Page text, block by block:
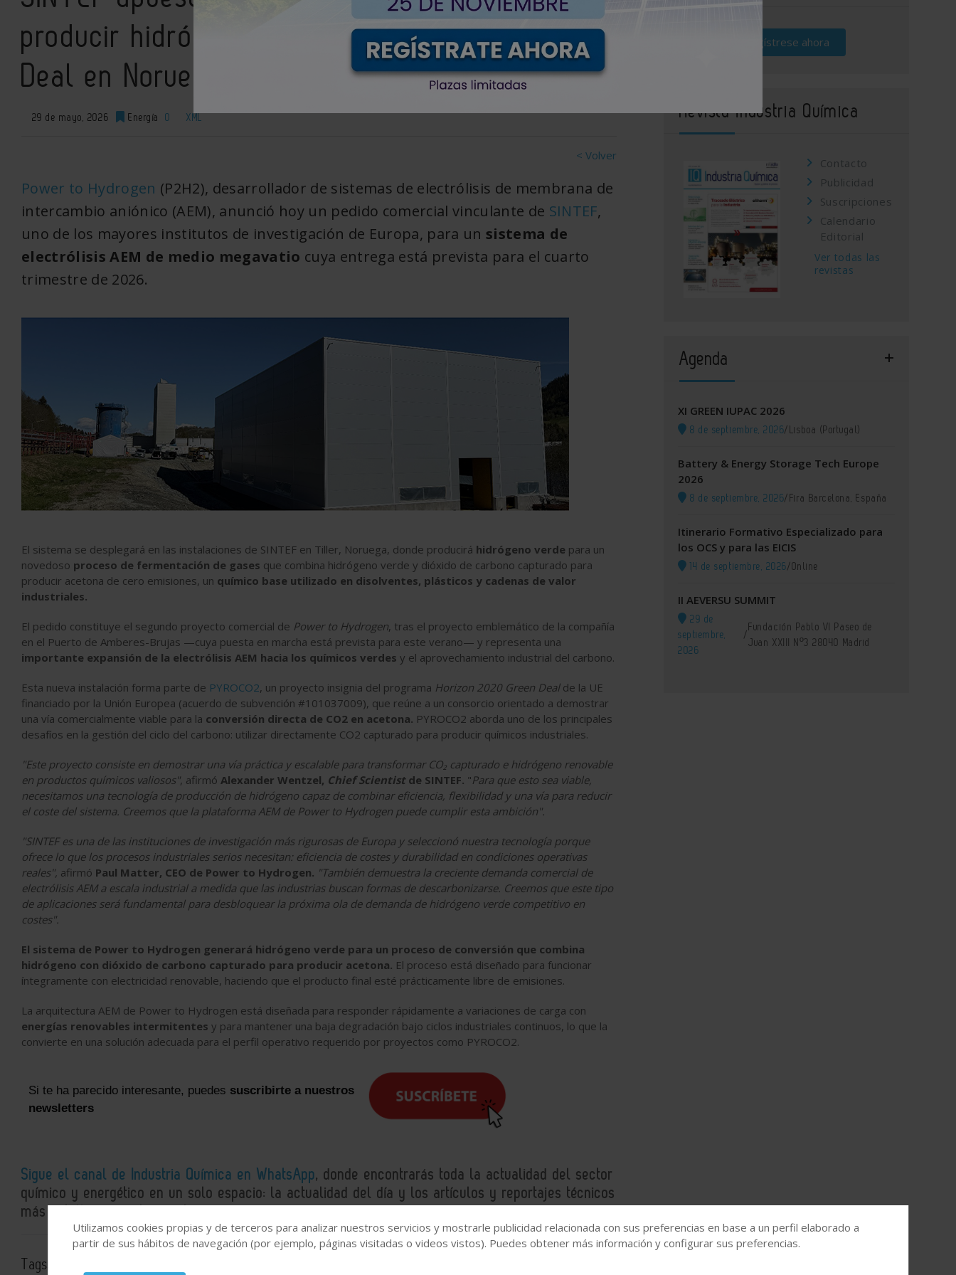
producir hidrógeno verde para PYROCO2 Green
Deal en Noruega
29 de mayo, 2026 Energía 0 XML
< Volver
Power to Hydrogen (P2H2), desarrollador de sistemas de electrólisis de membrana de
intercambio aniónico (AEM), anunció hoy un pedido comercial vinculante de SINTEF,
uno de los mayores institutos de investigación de Europa, para un sistema de
electrólisis AEM de medio megavatio cuya entrega está prevista para el cuarto
trimestre de 2026.
El sistema se desplegará en las instalaciones de SINTEF en Tiller, Noruega, donde producirá hidrógeno verde para un
novedoso proceso de fermentación de gases que combina hidrógeno verde y dióxido de carbono capturado para
producir acetona de cero emisiones, un químico base utilizado en disolventes, plásticos y cadenas de valor
industriales.
El pedido constituye el segundo proyecto comercial de Power to Hydrogen, tras el proyecto emblemático de la compañía
en el Puerto de Amberes-Brujas —cuya puesta en marcha está prevista para este verano— y representa una
importante expansión de la electrólisis AEM hacia los químicos verdes y el aprovechamiento industrial del carbono.
Esta nueva instalación forma parte de PYROCO2, un proyecto insignia del programa Horizon 2020 Green Dealde la UE
financiado por la Unión Europea (acuerdo de subvención #101037009), que reúne a un consorcio orientado a demostrar
una vía comercialmente viable para la conversión directa de CO2 en acetona. PYROCO2 aborda uno de los principales
desafíos en la gestión del ciclo del carbono: utilizar directamente CO2 capturado para producir químicos industriales.
"Este proyecto consiste en demostrar una vía práctica y escalable para transformar CO₂ capturado e hidrógeno renovable
en productos químicos valiosos", afirmó Alexander Wentzel, Chief Scientistde SINTEF. "Para que esto sea viable,
necesitamos una tecnología de producción de hidrógeno capaz de combinar eficiencia, flexibilidad y una vía para reducir
el coste del sistema. Creemos que la plataforma AEM de Power to Hydrogen puede cumplir esta ambición".
"SINTEF es una de las instituciones de investigación más rigurosas de Europa y seleccionó nuestra tecnología porque
ofrece lo que los procesos industriales serios necesitan: eficiencia de costes y durabilidad en condiciones operativas
reales", afirmó Paul Matter, CEO de Power to Hydrogen. "También demuestra la creciente demanda comercial de
electrólisis AEM a escala industrial a medida que las industrias buscan formas de descarbonizarse. Creemos que este tipo
de aplicaciones será fundamental para desbloquear la próxima ola de demanda de hidrógeno verde competitivo en
costes".
El sistema de Power to Hydrogen generará hidrógeno verde para un proceso de conversión que combina
hidrógeno con dióxido de carbono capturado para producir acetona. El proceso está diseñado para funcionar
íntegramente con electricidad renovable, haciendo que el producto final esté prácticamente libre de emisiones.
La arquitectura AEM de Power to Hydrogen está diseñada para responder rápidamente a variaciones de carga con
energías renovables intermitentes y para mantener una baja degradación bajo ciclos industriales continuos, lo que la
convierte en una solución adecuada para el perfil operativo requerido por proyectos como PYROCO2.
Si te ha parecido interesante, puedes suscribirte a nuestros
newsletters
Sigue el canal de Industria Química en WhatsApp, donde encontrarás toda la actualidad del sector
químico y energético en un solo espacio: la actualidad del día y los artículos y reportajes técnicos
más detallados e interesantes.
Tags:
Regístrese ahora
Revista Industria Química
Contacto
Publicidad
Suscripciones
Calendario
Editorial
Ver todas las
revistas
Agenda
XI GREEN IUPAC 2026
8 de septiembre, 2026/Lisboa (Portugal)
Battery & Energy Storage Tech Europe
2026
8 de septiembre, 2026/Fira Barcelona, España
Itinerario Formativo Especializado para
los OCS y para las EICIS
14 de septiembre, 2026/Online
II AEVERSU SUMMIT
29 de
septiembre,
2026
/
Fundación Pablo VI Paseo de
Juan XXIII Nº3 28040 Madrid
Utilizamos cookies propias y de terceros para analizar nuestros servicios y mostrarle publicidad relacionada con sus preferencias en base a un perfil elaborado a
partir de sus hábitos de navegación (por ejemplo, páginas visitadas o videos vistos). Puedes obtener más información y configurar sus preferencias.